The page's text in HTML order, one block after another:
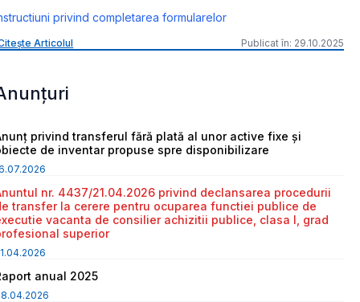
privind completarea formularelor
Articolul Publicat în: 29.10.2025
privind transferul fără plată al unor active fixe și
de inventar propuse spre disponibilizare
nr. 4437/21.04.2026 privind declansarea procedurii
transfer la cerere pentru ocuparea functiei publice de
vacanta de consilier achizitii publice, clasa I, grad
superior
anual 2025